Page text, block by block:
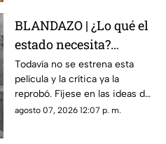
BLANDAZO | ¿Lo qué el
estado necesita?
Gobierno de Morelos
anuncia fideicomiso
cinematográfico
Todavía no se estrena esta
película y la crítica ya la
reprobó. Fíjese en las ideas de
Margarita González Saravia
agosto 07, 2026 12:07 p. m.